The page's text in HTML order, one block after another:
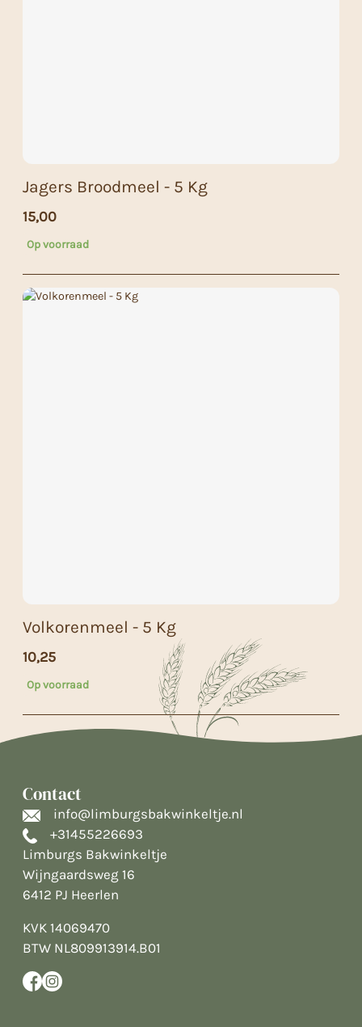
Jagers Broodmeel - 5 Kg
15,00
Op voorraad
Volkorenmeel - 5 Kg
10,25
Op voorraad
Contact
info@limburgsbakwinkeltje.nl
+31455226693
Limburgs Bakwinkeltje
Wijngaardsweg 16
6412 PJ Heerlen
KVK 14069470
BTW NL809913914.B01